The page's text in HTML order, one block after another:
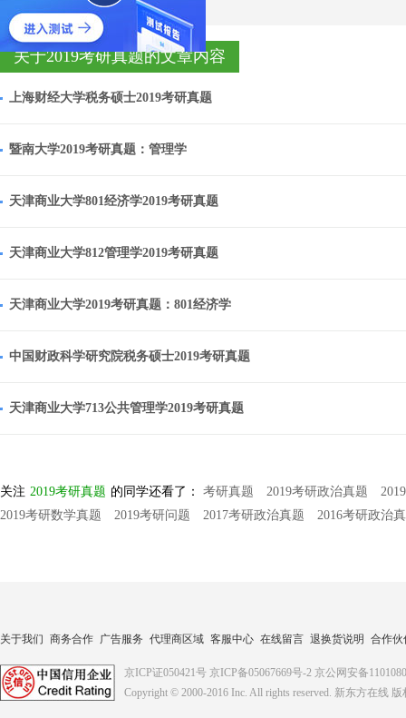
关于2019考研真题的文章内容
上海财经大学税务硕士2019考研真题
暨南大学2019考研真题：管理学
天津商业大学801经济学2019考研真题
天津商业大学812管理学2019考研真题
天津商业大学2019考研真题：801经济学
中国财政科学研究院税务硕士2019考研真题
天津商业大学713公共管理学2019考研真题
关注 2019考研真题 的同学还看了： 考研真题 2019考研政治真题
2019考研数学真题
2019考研问题 2017考研政治真题 2016考研政治
关于我们 商务合作 广告服务 代理商区域 客服中心 在线留言 退换货说明 合作伙
京ICP证050421号 京ICP备05067669号-2 京公网安备
Copyright © 2000-2016 Inc. All rights reserved. 新东方在线